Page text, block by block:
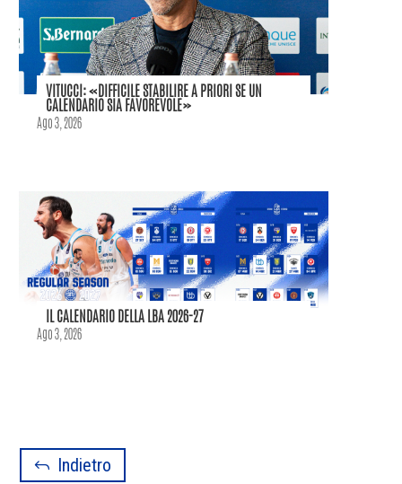
VITUCCI: «DIFFICILE STABILIRE A PRIORI SE UN
CALENDARIO SIA FAVOREVOLE»
Ago 3, 2026
IL CALENDARIO DELLA LBA 2026-27
Ago 3, 2026
Indietro